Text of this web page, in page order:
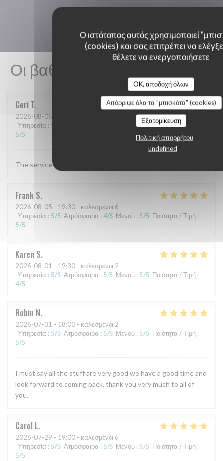
Ο ιστότοπος αυτός χρησιμοποιεί
(cookies) και σας επιτρέπει να
θέλετε να ενεργοποιήσετε
OK, αποδοχή όλων
Απόρριψε όλα τα "μπισκότα" (cookies)
Εξατομίκευση
Πολιτική απορρήτου
undefined
Οι βαθμολογίες πελατών μας
Geri T
2026-08-06
Υπηρεσία : 5 :5/5 Ποιότητα / Τιμή
5/5
The service and food are always excellent
Frank S
2026-08-05 - 19:30 - καλεσμένοι 6
Υπηρεσία : 5/5 Ατμόσφαιρα : 4/5 Μενού : 5/5 Ποιότητα / Τιμή :
5/5
Karen S
2026-08-01 - 19:30 - καλεσμένοι 2
Υπηρεσία : 5/5 Ατμόσφαιρα : 5/5 Μενού : 5/5 Ποιότητα / Τιμή :
4/5
Robin N
2026-07-31 - 18:00 - καλεσμένοι 2
Υπηρεσία : 5/5 Ατμόσφαιρα : 5/5 Μενού : 5/5 Ποιότητα / Τιμή :
5/5
I must say all the stuff are very good we have a good time and
look forward to coming back, thank you very much to all of
you.
Carol L
2026-07-29 - 19:00 - καλεσμένοι 6
Υπηρεσία : 5/5 Ατμόσφαιρα : 5/5 Μενού : 5/5 Ποιότητα / Τιμή :
5/5